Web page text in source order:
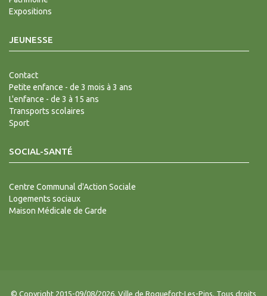
Expositions
JEUNESSE
Contact
Petite enfance - de 3 mois à 3 ans
L'enfance - de 3 à 15 ans
Transports scolaires
Sport
SOCIAL-SANTÉ
Centre Communal d'Action Sociale
Logements sociaux
Maison Médicale de Garde
© Copyright 2015-09/08/2026. Ville de Roquefort-Les-Pins. Tous droits